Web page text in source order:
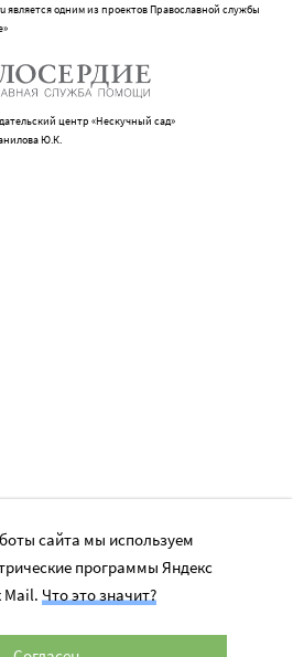
является одним из проектов Православной службы
центр «Нескучный сад»
Ю.К.
сайта мы используем
программы Яндекс
Mail. Что это значит?